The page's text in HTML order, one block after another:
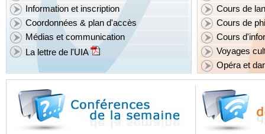
Information et inscription
Coordonnées & plan d'accès
Médias et communication
La lettre de l'UIA
Cours de
Cours de
Cours
Voyages
Opéra et